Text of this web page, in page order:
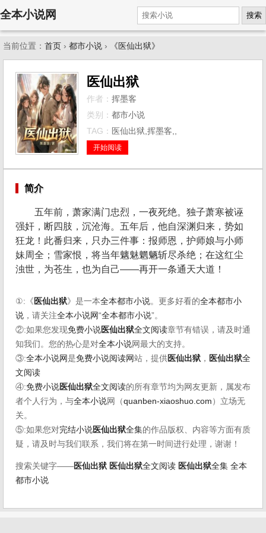
全本小说网 搜索
当前位置： 首页 › 都市小说 › 《医仙出狱》
医仙出狱
作者： 挥墨客
类别： 都市小说
TAG： 医仙出狱,挥墨客,,
开始阅读
简介
五年前，萧家满门忠烈，一夜死绝。独子萧寒被诬
强奸，断四肢，沉沧海。五年后，他自深渊归来，势如
狂龙！此番归来，只办三件事：报师恩，护师娘与小师
妹周全；雪家恨，将当年魑魅魍魉斩尽杀绝；在这红尘
浊世，为苍生，也为自己——再开一条通天大道！
①:《 医仙出狱》是一本全本都市小说。更多好看的全本都市小
说 ，请关注全本小说网“全本都市小说”。
②:如果您发现免费小说医仙出狱全文阅读章节有错误，请及时通
知我们。您的热心是对全本小说网最大的支持。
③:全本小说网是免费小说阅读网站，提供医仙出狱 ， 医仙出狱全
文阅读
④:免费小说医仙出狱全文阅读的所有章节均为网友更新，属发布
者个人行为，与全本小说网（quanben-xiaoshuo.com ）立场无
关。
⑤:如果您对完结小说医仙出狱全集的作品版权、内容等方面有质
疑，请及时与我们联系，我们将在第一时间进行处理，谢谢！
搜索关键字——医仙出狱 医仙出狱全文阅读 医仙出狱全集 全本
都市小说